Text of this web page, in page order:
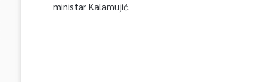
ministar Kalamujić.